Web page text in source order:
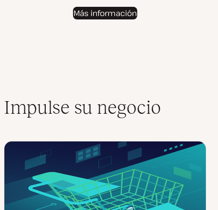
Más información
Impulse su negocio